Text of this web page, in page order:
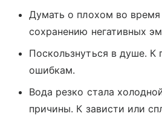
Думать о плохом во
сохранению негативных
Поскользнуться в душе. К
ошибкам.
Вода резко стала
причины. К зависти или